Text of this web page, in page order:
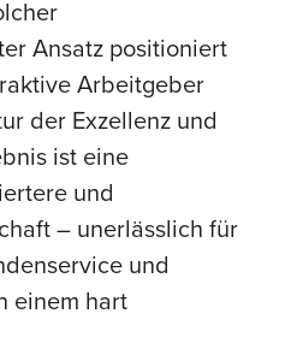
Ansatz positioniert
Arbeitgeber
der Exzellenz und
ist eine
und
– unerlässlich für
und
einem hart